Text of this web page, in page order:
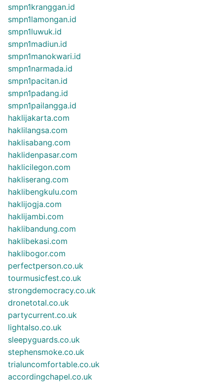
smpn1kranggan.id
smpn1lamongan.id
smpn1luwuk.id
smpn1madiun.id
smpn1manokwari.id
smpn1narmada.id
smpn1pacitan.id
smpn1padang.id
smpn1pailangga.id
haklijakarta.com
haklilangsa.com
haklisabang.com
haklidenpasar.com
haklicilegon.com
hakliserang.com
haklibengkulu.com
haklijogja.com
haklijambi.com
haklibandung.com
haklibekasi.com
haklibogor.com
perfectperson.co.uk
tourmusicfest.co.uk
strongdemocracy.co.uk
dronetotal.co.uk
partycurrent.co.uk
lightalso.co.uk
sleepyguards.co.uk
stephensmoke.co.uk
trialuncomfortable.co.uk
accordingchapel.co.uk